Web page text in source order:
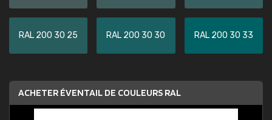
RAL 200 30 25 RAL 200 30 30 RAL 200 30 33
ACHETER ÉVENTAIL DE COULEURS RAL